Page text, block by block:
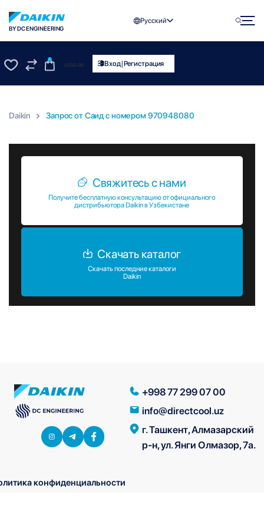
BY DC ENGINEERING
Русский
0
UZS0.00 Вход|Регистрация
Daikin Запрос от Саид c номером 970948080
Свяжитесь с нами
Получите бесплатную консультацию от официального
дистрибьютора Daikin в Узбекистане
Скачать каталог
Скачать последние каталоги
Daikin
+998 77 299 07 00
info@directcool.uz
г. Ташкент, Алмазарский
р-н, ул. Янги Олмазор, 7а.
конфиденциальности